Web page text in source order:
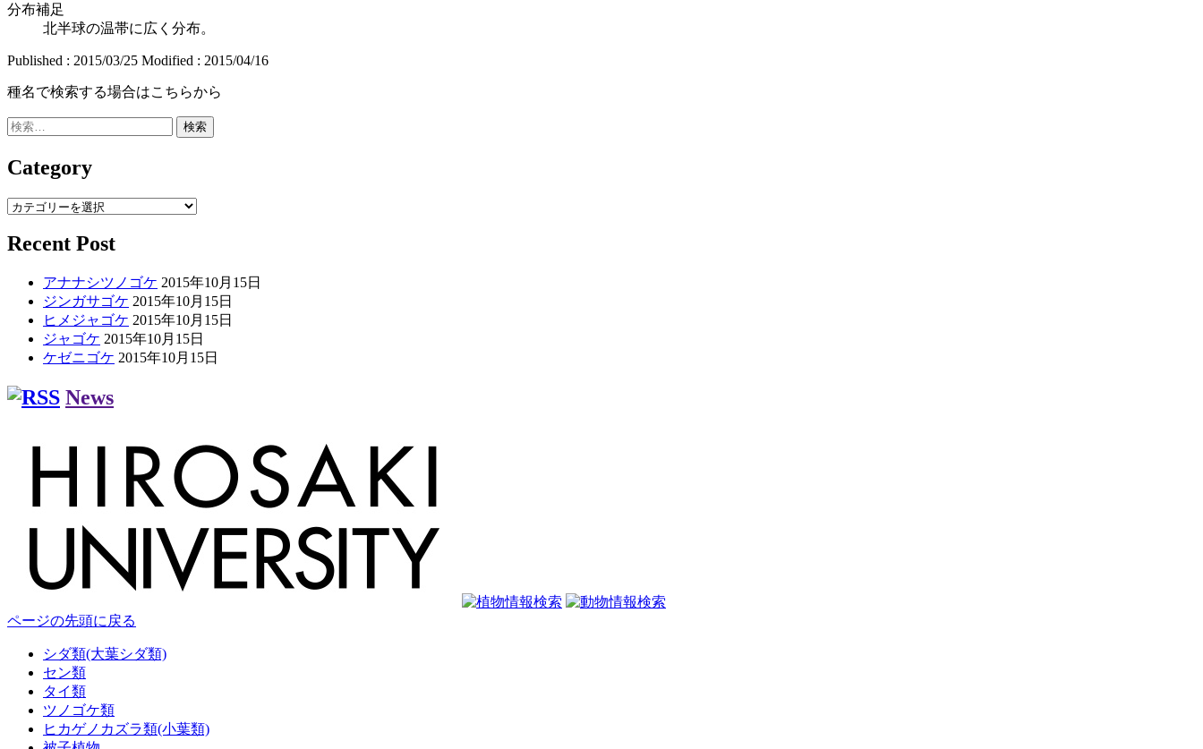
分布補足
北半球の温帯に広く分布。
Published : 2015/03/25 Modified : 2015/04/16
種名で検索する場合はこちらから
検
Category
Category
Recent Post
アナナシツノゴケ 2015年10月15日
ジンガサゴケ 2015年10月15日
ヒメジャゴケ 2015年10月15日
ジャゴケ 2015年10月15日
ケゼニゴケ 2015年10月15日
News
ページの先頭に戻る
シダ類(大葉シダ類)
セン類
タイ類
ツノゴケ類
ヒカゲノカズラ類(小葉類)